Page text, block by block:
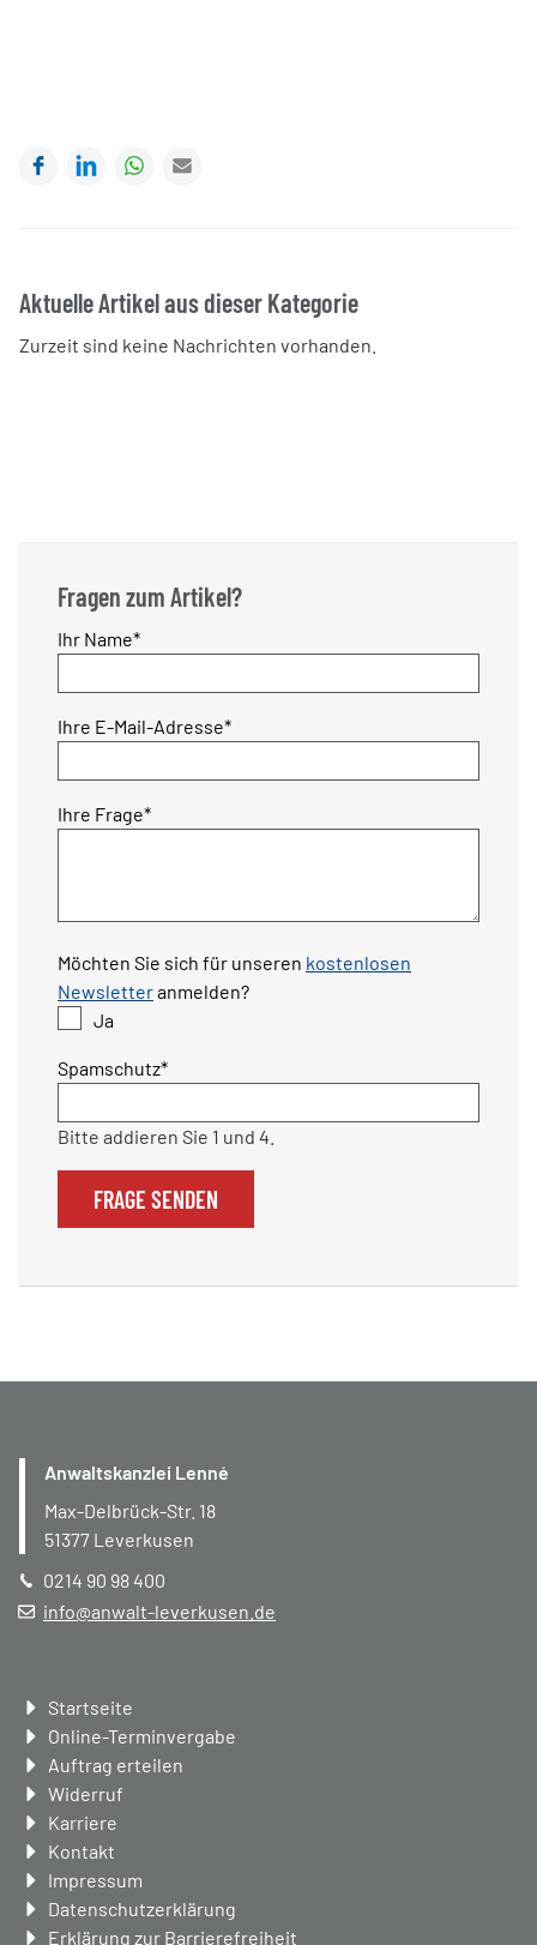
FacebookLinkedInWhatsApp
Aktuelle Artikel aus dieser Kategorie
Zurzeit sind keine Nachrichten vorhanden.
Fragen zum Artikel?
Pflichtfeld
Ihr Name*
Pflichtfeld
Ihre E-Mail-Adresse*
Pflichtfeld
Ihre Frage*
Möchten Sie sich für unseren kostenlosen
Newsletteranmelden?
Ja
Pflichtfeld
Spamschutz*
Bitte addieren Sie 1 und 4.
FRAGE SENDEN
Anwaltskanzlei Lenné
Max-Delbrück-Str. 18
51377 Leverkusen
0214 90 98 400
info@anwalt-leverkusen.de
Navigation
überspringen
Startseite
Online-Terminvergabe
Auftrag erteilen
Widerruf
Karriere
Kontakt
Impressum
Datenschutzerklärung
Erklärung zur Barrierefreiheit